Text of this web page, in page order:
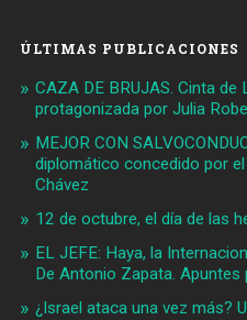
ÚLTIMAS PUBLICACIONES
CAZA DE BRUJAS. Cinta de
protagonizada por Julia
MEJOR CON
diplomático concedido por
Chávez
12 de octubre, el día de las
EL JEFE: Haya, la
De Antonio Zapata. Apuntes
¿Israel ataca una vez más?